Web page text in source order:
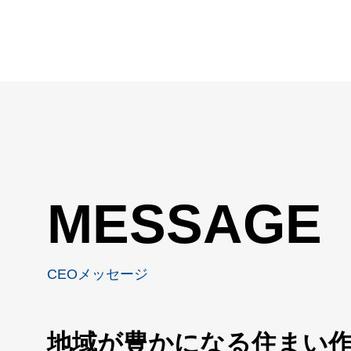
MESSAGE
CEOメッセージ
地域が豊かになる住まい